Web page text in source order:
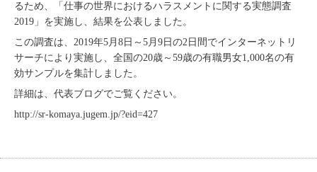
るため、「仕事の世界におけるハラスメントに関する実態調査
2019」を実施し、結果を公表しました。
この調査は、2019年5月8日～5月9日の2日間でインターネットリ
サーチにより実施し、全国の20歳～59歳の有職男女1,000名の有
効サンプルを集計しました。
詳細は、代表ブログでご覧ください。
http://sr-komaya.jugem.jp/?eid=427